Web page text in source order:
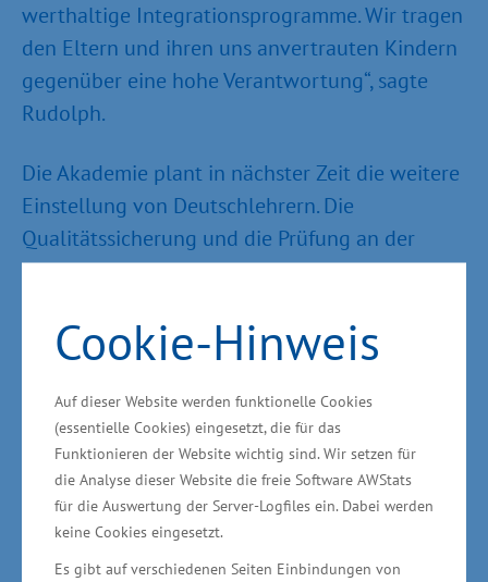
Cookie-Hinweis
Auf dieser Website werden funktionelle Cookies
(essentielle Cookies) eingesetzt, die für das
Funktionieren der Website wichtig sind. Wir setzen für
die Analyse dieser Website die freie Software AWStats
für die Auswertung der Server-Logfiles ein. Dabei werden
keine Cookies eingesetzt.
Es gibt auf verschiedenen Seiten Einbindungen von
werthaltige Integrationsprogramme. Wir tragen
den Eltern und ihren uns anvertrauten Kindern
gegenüber eine hohe Verantwortung“, sagte
Rudolph.
Die Akademie plant in nächster Zeit die weitere
Einstellung von Deutschlehrern. Die
Qualitätssicherung und die Prüfung an der
Sprachakademie werden durch deutsche
ist es, durch den Export von Berufsausbildungs-
Know-how nach Vietnam (duales System)
unserer eigenen Volkswirtschaft zu helfen und
gleichzeitig die Strukturen der deutschen
Berufsausbildung und die Qualität der
Berufsabschlüsse in Vietnam in einer mit
Deutschland vergleichbaren Art und Güte
weiter und passgenau zu etablieren. Dabei